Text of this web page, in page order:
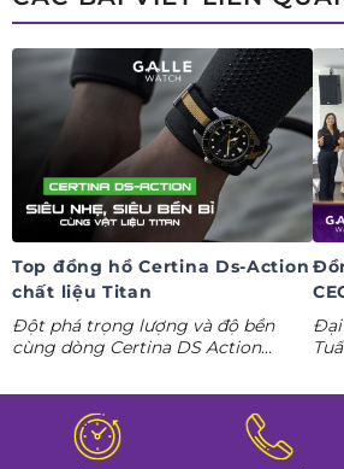
Top đồng hồ Certina Ds-Action
chất liệu Titan
Đột phá trọng lượng và độ bền
cùng dòng Certina DS Action
tác thể thao cá tính nhất trong
Tuần lễ đồng hồ Thụy Sỹ cùng
Đồng hồ Galle!
Đại